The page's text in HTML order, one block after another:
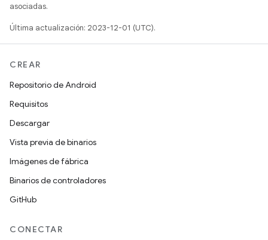
asociadas.
Última actualización: 2023-12-01 (UTC).
CREAR
Repositorio de Android
Requisitos
Descargar
Vista previa de binarios
Imágenes de fábrica
Binarios de controladores
GitHub
CONECTAR